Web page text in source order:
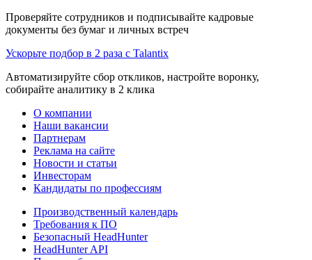
Проверяйте сотрудников и подписывайте кадровые
документы без бумаг и личных встреч
Ускорьте подбор в 2 раза с Talantix
Автоматизируйте сбор откликов, настройте воронку,
собирайте аналитику в 2 клика
О компании
Наши вакансии
Партнерам
Реклама на сайте
Новости и статьи
Инвесторам
Кандидаты по профессиям
Производственный календарь
Требования к ПО
Безопасный HeadHunter
HeadHunter API